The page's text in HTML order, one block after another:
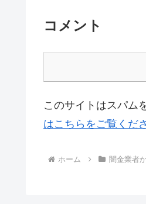
コメント
このサイトはスパム
はこちらをご覧くだ
ホーム 闇金業者